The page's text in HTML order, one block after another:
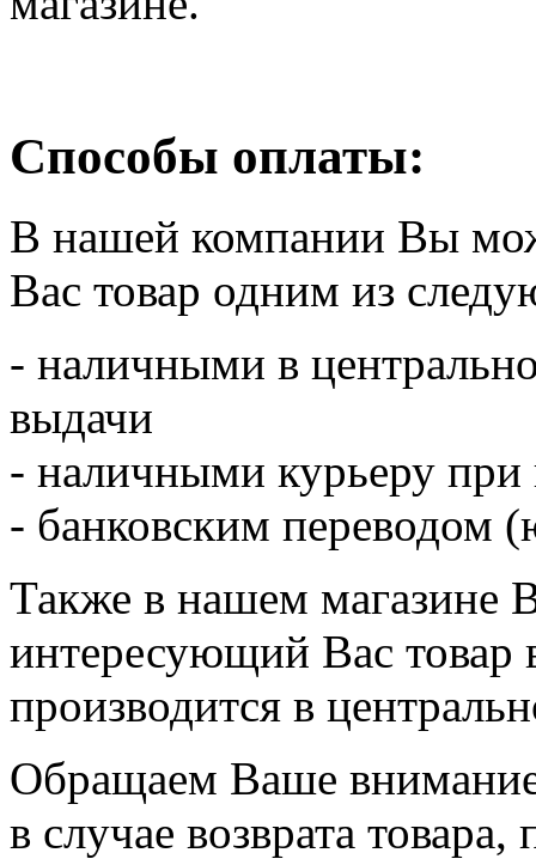
Способы оплаты:
В нашей компании Вы
Вас товар одним из
- наличными в
выдачи
- наличными курьеру при
- банковским переводом
Также в нашем магазине
интересующий Вас товар
производится в
Обращаем Ваше
в случае возврата